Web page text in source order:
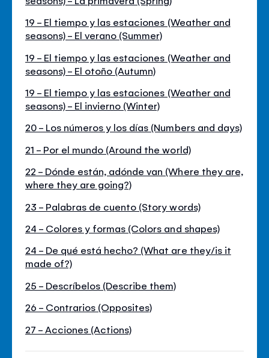
19 - El tiempo y las estaciones (Weather and
seasons) - El verano (Summer)
19 - El tiempo y las estaciones (Weather and
seasons) - El otoño (Autumn)
19 - El tiempo y las estaciones (Weather and
seasons) - El invierno (Winter)
20 - Los números y los días (Numbers and days)
21 - Por el mundo (Around the world)
22 - Dónde están, adónde van (Where they are,
where they are going?)
23 - Palabras de cuento (Story words)
24 - Colores y formas (Colors and shapes)
24 - De qué está hecho? (What are they/is it
made of?)
25 - Descríbelos (Describe them)
26 - Contrarios (Opposites)
27 - Acciones (Actions)